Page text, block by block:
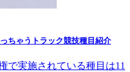
ちゃうトラック競技種目紹介
で実施されている種目は11